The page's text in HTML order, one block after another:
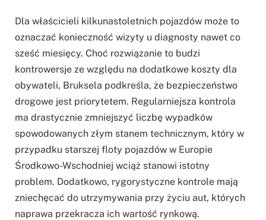
Dla właścicieli kilkunastoletnich pojazdów może to
oznaczać konieczność wizyty u diagnosty nawet co
sześć miesięcy. Choć rozwiązanie to budzi
kontrowersje ze względu na dodatkowe koszty dla
obywateli, Bruksela podkreśla, że bezpieczeństwo
drogowe jest priorytetem. Regularniejsza kontrola
ma drastycznie zmniejszyć liczbę wypadków
spowodowanych złym stanem technicznym, który w
przypadku starszej floty pojazdów w Europie
Środkowo-Wschodniej wciąż stanowi istotny
problem. Dodatkowo, rygorystyczne kontrole mają
zniechęcać do utrzymywania przy życiu aut, których
naprawa przekracza ich wartość rynkową.